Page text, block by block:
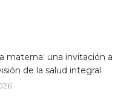
materna: una invitación a
de la salud integral